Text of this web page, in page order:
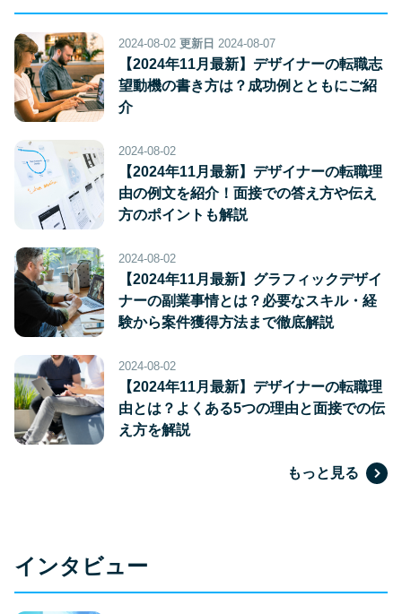
2024-08-02 更新日 2024-08-07
【2024年11月最新】デザイナーの転職志
望動機の書き方は？成功例とともにご紹
介
2024-08-02
【2024年11月最新】デザイナーの転職理
由の例文を紹介！面接での答え方や伝え
方のポイントも解説
2024-08-02
【2024年11月最新】グラフィックデザイ
ナーの副業事情とは？必要なスキル・経
験から案件獲得方法まで徹底解説
2024-08-02
【2024年11月最新】デザイナーの転職理
由とは？よくある5つの理由と面接での伝
え方を解説
もっと見る
インタビュー